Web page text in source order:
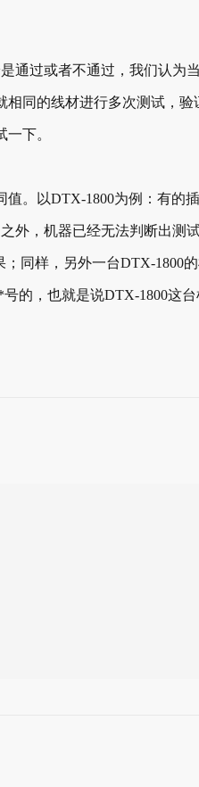
通过或者不通过，我们认为
相同的线材进行多次测试，
下。
值。以DTX-1800为例：有的
外，机器已经无法判断出测
；同样，另外一台DTX-1800
的，也就是说DTX-1800这